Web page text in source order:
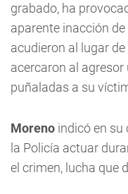
grabado, ha
aparente inacción
acudieron al lugar
acercaron al
puñaladas a su
Moreno indicó en su
la Policía actuar
el crimen, lucha que